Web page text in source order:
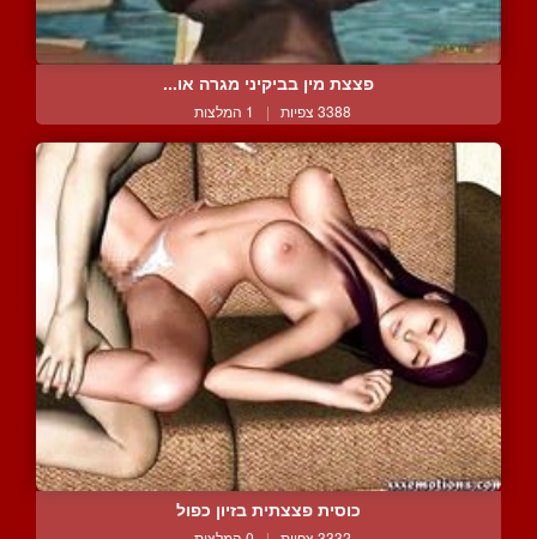
פצצת מין בביקיני מגרה או...
3388 צפיות | 1 המלצות
כוסית פצצתית בזיון כפול